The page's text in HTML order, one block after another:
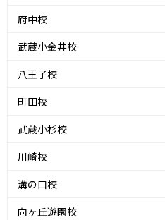
府中校
武蔵小金井校
八王子校
町田校
武蔵小杉校
川崎校
溝の口校
向ヶ丘遊園校